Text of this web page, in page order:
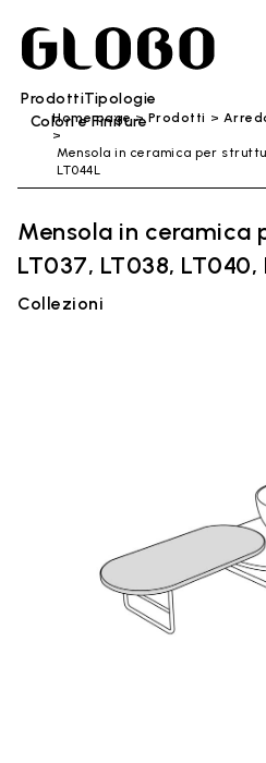
ProdottiTipologie
Colori e Finiture
Home page Prodotti
Mensola in ceramica per
LT044L
Mensola in ceramica
LT037, LT038, LT040,
Collezioni